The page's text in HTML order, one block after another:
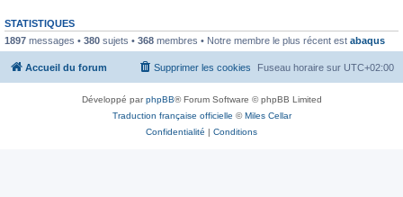
STATISTIQUES
1897 messages • 380 sujets • 368 membres • Notre membre le plus récent est abaqus
Accueil du forum Fuseau horaire sur UTC+02:00
Supprimer les cookies
Développé parphpBB® Forum Software © phpBB Limited
Traduction française officielle ©Miles Cellar
Confidentialité | Conditions